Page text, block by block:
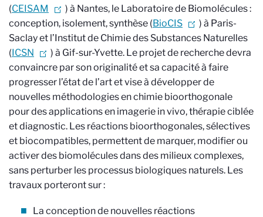
(CEISAM
) à Nantes, le Laboratoire de Biomolécules :
conception, isolement, synthèse (BioCIS
) à Paris-
Saclay et l’Institut de Chimie des Substances Naturelles
(ICSN
) à Gif-sur-Yvette. Le projet de recherche devra
convaincre par son originalité et sa capacité à faire
progresser l’état de l’art et vise à développer de
nouvelles méthodologies en chimie bioorthogonale
pour des applications en imagerie in vivo, thérapie ciblée
et diagnostic. Les réactions bioorthogonales, sélectives
et biocompatibles, permettent de marquer, modifier ou
activer des biomolécules dans des milieux complexes,
sans perturber les processus biologiques naturels. Les
travaux porteront sur :
La conception de nouvelles réactions